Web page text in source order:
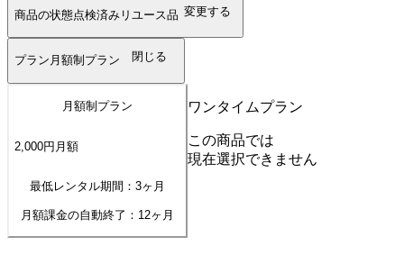
商品の状態点検済みリユース品 変更する
プラン 月額制プラン 閉じる
月額制プラン
2,000円 月額
最低レンタル期間：3ヶ月
月額課金の自動終了： 12ヶ月
ワンタイムプラン
この商品では
現在選択できません